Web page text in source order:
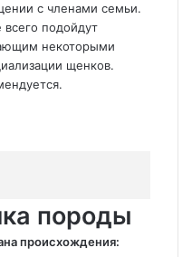
с членами семьи.
всего подойдут
некоторыми
щенков.
породы
происхождения: